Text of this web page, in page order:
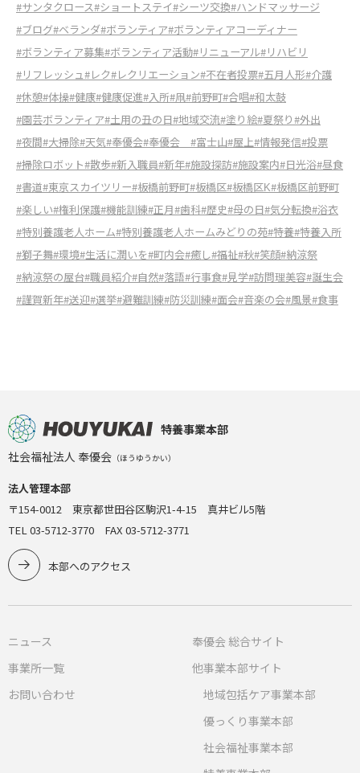
#サンタクロース#ショートステイ#シーツ交換#ハンドマッサージ
#ブログ#ベランダ#ボランティア#ボランティアコーディナー
#ボランティア募集#ボランティア活動#リニューアル#リハビリ
#リフレッシュ#レク#レクリエーション#不在者投票#五月人形#介護
#休憩#体操#健康#健康促進#入所#凧#前野町#合唱#和太鼓
#園芸ボランティア#土用の丑の日#地域交流#塗り絵#夏祭り#外出
#夜間#大掃除#天気#奉優会#奉優会 #富士山#屋上#情報発信#投票
#掃除ロボット#散歩#新入職員#新年#施設探訪#施設案内#日光浴#昼食
#書道#東京スカイツリー#板橋前野町#板橋区#板橋区K#板橋区前野町
#楽しい#権利保護#機能訓練#正月#歯科#歴史#母の日#気分転換#浴衣
#特別養護老人ホーム#特別養護老人ホームみどりの苑#特養#特養入所
#獅子舞#環境#生活に潤いを#町内会#癒し#福祉#秋#笑顔#納涼祭
#納涼祭の屋台#職員紹介#自然#落語#行事食#見学#訪問理美容#誕生会
#謹賀新年#送迎#選挙#避難訓練#防災訓練#面会#音楽の会#風景#食事
特養事業本部
社会福祉法人 奉優会 （ほうゆうかい）
法人管理本部
〒154-0012 東京都世田谷区駒沢1-4-15 真井ビル5階
TEL 03-5712-3770 FAX 03-5712-3771
本部へのアクセス
ニュース
事業所一覧
お問い合わせ
奉優会 総合サイト
他事業本部サイト
地域包括ケア事業本部
優っくり事業本部
社会福祉事業本部